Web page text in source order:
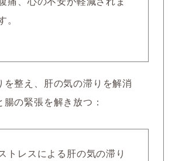
。
を整え、肝の気の滞りを解消
腸の緊張を解き放つ：
トレスによる肝の気の滞り